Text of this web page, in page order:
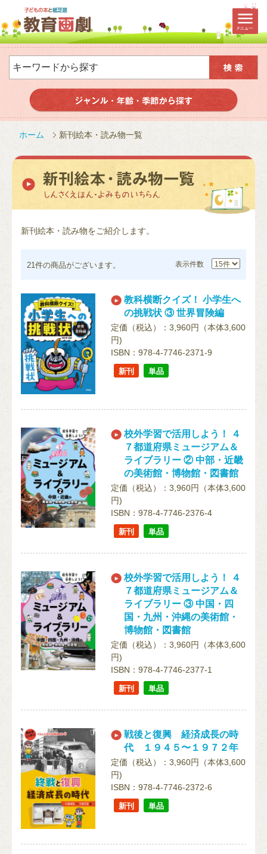
ホーム 新刊絵本・読み物一覧
新刊絵本・読み物をご紹介します。
21件の商品がございます。 表示件数
教科横断クイズ！ 小学生へ
の挑戦状 ③ 世界冒険編
定価（税込）：3,960円（本体3,600
円)
ISBN：978-4-7746-2371-9
新刊 単品
校外学習で活用しよう！ ４
７都道府県ミュージアム＆
ライブラリー ② 中部・近畿
の美術館・博物館・図書館
定価（税込）：3,960円（本体3,600
円)
ISBN：978-4-7746-2376-4
新刊 単品
校外学習で活用しよう！ ４
７都道府県ミュージアム＆
ライブラリー ③ 中国・四
国・九州・沖縄の美術館・
博物館・図書館
定価（税込）：3,960円（本体3,600
円)
ISBN：978-4-7746-2377-1
新刊 単品
戦後と復興 経済成長の時
代 １９４５〜１９７２年
定価（税込）：3,960円（本体3,600
円)
ISBN：978-4-7746-2372-6
新刊 単品